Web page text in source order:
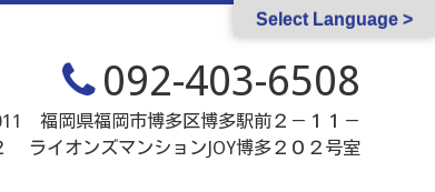
092-403-6508
福岡県福岡市博多区博多駅前２－１１－
ライオンズマンションJOY博多２０２号室
Select Language >